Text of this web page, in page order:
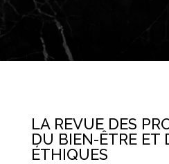
LA REVUE DES
DU BIEN-ÊTRE ET
ÉTHIQUES